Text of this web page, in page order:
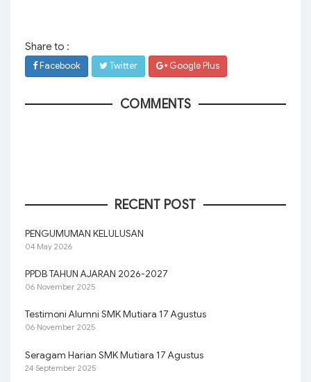
Share to :
Facebook Twitter Google Plus
COMMENTS
RECENT POST
PENGUMUMAN KELULUSAN
04 May 2026
PPDB TAHUN AJARAN 2026-2027
06 November 2025
Testimoni Alumni SMK Mutiara 17 Agustus
06 November 2025
Seragam Harian SMK Mutiara 17 Agustus
24 September 2025